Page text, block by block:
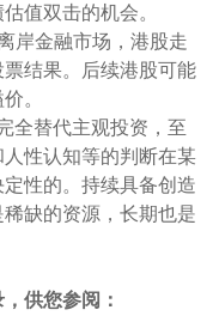
值双击的机会。
岸金融市场，港股走
结果。后续港股可能
。
全替代主观投资，至
性认知等的判断在某
性的。持续具备创造
缺的资源，长期也是
供您参阅：